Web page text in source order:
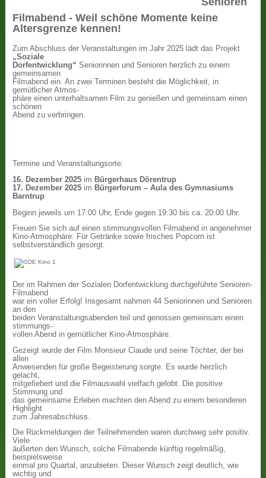
Filmabend - Weil schöne Momente keine
Altersgrenze kennen!
Zum Abschluss der Veranstaltungen im Jahr 2025 lädt das Projekt
„Soziale
Dorfentwicklung“ Seniorinnen und Senioren herzlich zu einem
gemeinsamen
Filmabend ein. An zwei Terminen besteht die Möglichkeit, in
gemütlicher Atmos-
phäre einen unterhaltsamen Film zu genießen und gemeinsam einen
schönen
Abend zu verbringen.
Termine und Veranstaltungsorte:
16. Dezember 2025 im Bürgerhaus Dörentrup
17. Dezember 2025 im Bürgerforum – Aula des Gymnasiums
Barntrup
Beginn jeweils um 17:00 Uhr, Ende gegen 19:30 bis ca. 20:00 Uhr.
Freuen Sie sich auf einen stimmungsvollen Filmabend in angenehmer
Kino-Atmosphäre. Für Getränke sowie frisches Popcorn ist
selbstverständlich gesorgt.
Der im Rahmen der Sozialen Dorfentwicklung durchgeführte Senioren-
Filmabend
war ein voller Erfolg! Insgesamt nahmen 44 Seniorinnen und Senioren
an den
beiden Veranstaltungsabenden teil und genossen gemeinsam einen
stimmungs-
vollen Abend in gemütlicher Kino-Atmosphäre.
Gezeigt wurde der Film Monsieur Claude und seine Töchter, der bei
allen
Anwesenden für große Begeisterung sorgte. Es wurde herzlich
gelacht,
mitgefiebert und die Filmauswahl vielfach gelobt. Die positive
Stimmung und
das gemeinsame Erleben machten den Abend zu einem besonderen
Highlight
zum Jahresabschluss.
Die Rückmeldungen der Teilnehmenden waren durchweg sehr positiv.
Viele
äußerten den Wunsch, solche Filmabende künftig regelmäßig,
beispielsweise
einmal pro Quartal, anzubieten. Dieser Wunsch zeigt deutlich, wie
wichtig und